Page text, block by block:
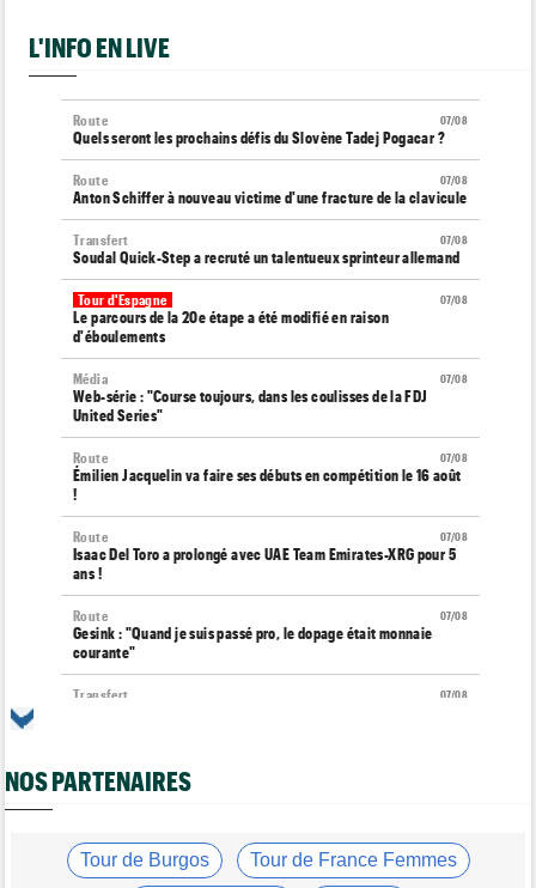
L'INFO EN LIVE
07/08
Route
Quels seront les prochains défis du Slovène Tadej Pogacar ?
07/08
Route
Anton Schiffer à nouveau victime d'une fracture de la clavicule
07/08
Transfert
Soudal Quick-Step a recruté un talentueux sprinteur allemand
07/08
Tour d'Espagne
Le parcours de la 20e étape a été modifié en raison
d'éboulements
07/08
Média
Web-série : "Course toujours, dans les coulisses de la FDJ
United Series"
07/08
Route
Émilien Jacquelin va faire ses débuts en compétition le 16 août
!
07/08
Route
Isaac Del Toro a prolongé avec UAE Team Emirates-XRG pour 5
ans !
07/08
Route
Gesink : "Quand je suis passé pro, le dopage était monnaie
courante"
07/08
Transfert
Transfert
Lotto-Intermarché fait passer pro trois jeunes de sa formation
Kasia Niewiadoma : "C'est tellement génial d'être cycliste"
NOS PARTENAIRES
Tour de Burgos Tour de France Femmes